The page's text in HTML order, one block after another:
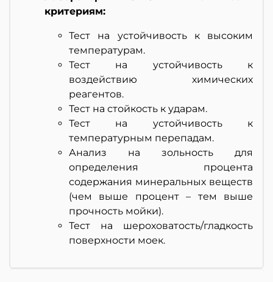
критериям:
Тест на устойчивость к высоким
температурам.
Тест на устойчивость к
воздействию химических
реагентов.
Тест на стойкость к ударам.
Тест на устойчивость к
температурным перепадам.
Анализ на зольность для
определения процента
содержания минеральных веществ
(чем выше процент – тем выше
прочность мойки).
Тест на шероховатость/гладкость
поверхности моек.